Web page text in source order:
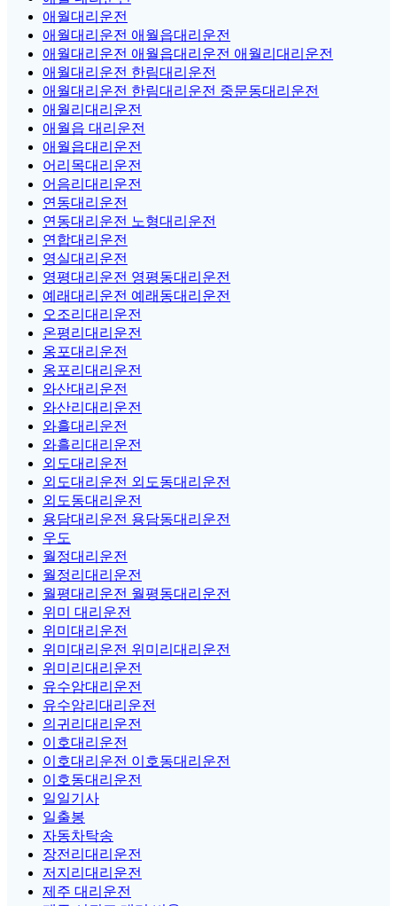
애월대리운전
애월대리운전 애월읍대리운전
애월대리운전 애월읍대리운전 애월리대리운전
애월대리운전 한림대리운전
애월대리운전 한림대리운전 중문동대리운전
애월리대리운전
애월읍 대리운전
애월읍대리운전
어리목대리운전
어음리대리운전
연동대리운전
연동대리운전 노형대리운전
연합대리운전
영실대리운전
영평대리운전 영평동대리운전
예래대리운전 예래동대리운전
오조리대리운전
온평리대리운전
옹포대리운전
옹포리대리운전
와산대리운전
와산리대리운전
와흘대리운전
와흘리대리운전
외도대리운전
외도대리운전 외도동대리운전
외도동대리운전
용담대리운전 용담동대리운전
우도
월정대리운전
월정리대리운전
월평대리운전 월평동대리운전
위미 대리운전
위미대리운전
위미대리운전 위미리대리운전
위미리대리운전
유수암대리운전
유수암리대리운전
의귀리대리운전
이호대리운전
이호대리운전 이호동대리운전
이호동대리운전
일일기사
일출봉
자동차탁송
장전리대리운전
저지리대리운전
제주 대리운전